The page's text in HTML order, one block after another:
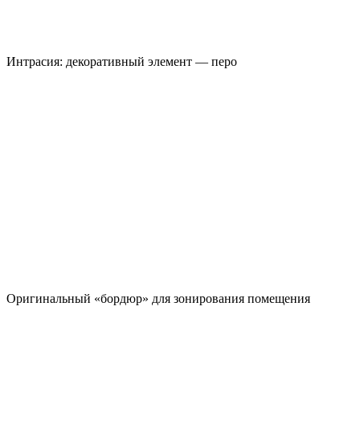
Интрасия: декоративный элемент — перо
Оригинальный «бордюр» для зонирования помещения